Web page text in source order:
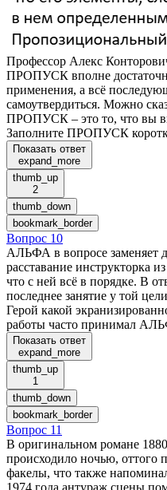
Профессор Алекс
ПРОПУСК вполне
применения, а всё
самоутвердиться. Можно
ПРОПУСК – это то, что вы
Заполните ПРОПУСК
Показать ответ
expand_more
thumb_up
2
thumb_down
bookmark_border
Вопрос 10
АЛЬФА в вопросе заменяет
расставание инструкторка
что с ней всё в порядке. В
последнее занятие у той
Герой какой
работы часто принимал
Показать ответ
expand_more
thumb_up
1
thumb_down
bookmark_border
Вопрос 11
В оригинальном романе
происходило ночью, оттого
факелы, что также
1974 года антураж сцены